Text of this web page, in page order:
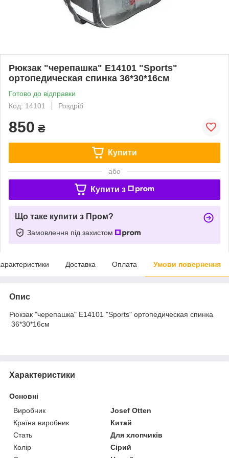
Рюкзак "черепашка" E14101 "Sports"
ортопедическая спинка 36*30*16см
Готово до відправки
Код: 14101
Роздріб
850 ₴
Купити
або
Купити з
Що таке купити з Пром?
Замовлення під захистом
Доставка Оплата Умови повернення
Опис
Рюкзак "черепашка" E14101 "Sports" ортопедическая спинка
36*30*16см
Характеристики
Основні
Виробник
Josef Otten
Країна виробник
Китай
Стать
Для хлопчиків
Колір
Сірий